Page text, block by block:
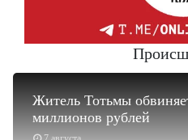
Житель Тотьмы
миллионов рублей